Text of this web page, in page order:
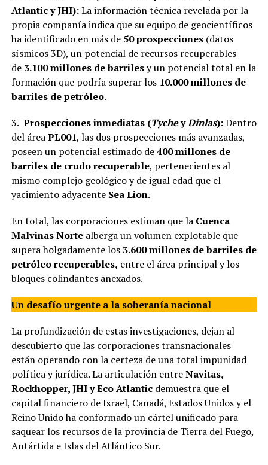
Atlantic y JHI):La información técnica revelada por la
propia compañía indica que su equipo de geocientíficos
ha identificado en más de 50 prospecciones(datos
sísmicos 3D), un potencial de recursos recuperables
de 3.100 millones de barrilesy un potencial total en la
formación que podría superar los 10.000 millones de
barriles de petróleo.
3. Prospecciones inmediatas (TycheyDinlas):Dentro
del áreaPL001, las dos prospecciones más avanzadas,
poseen un potencial estimado de400 millones de
barriles de crudo recuperable, pertenecientes al
mismo complejo geológico y de igual edad que el
yacimiento adyacente Sea Lion.
En total, las corporaciones estiman que la Cuenca
Malvinas Nortealberga un volumen explotable que
supera holgadamente los 3.600 millones de barriles de
petróleo recuperables, entre el área principal y los
bloques colindantes anexados.
Un desafío urgente a la soberanía nacional
La profundización de estas investigaciones, dejan al
descubierto que las corporaciones transnacionales
están operando con la certeza de una total impunidad
política y jurídica. La articulación entreNavitas,
Rockhopper, JHI y Eco Atlantic demuestra que el
capital financiero de Israel, Canadá, Estados Unidos y el
Reino Unido ha conformado un cártel unificado para
saquear los recursos de la provincia de Tierra del Fuego,
Antártida e Islas del Atlántico Sur.